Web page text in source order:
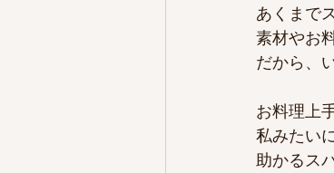
あくまで
素材やお
だから、
お料理上
私みたい
助かるス